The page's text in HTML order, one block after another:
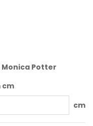
Potter
cm
cm